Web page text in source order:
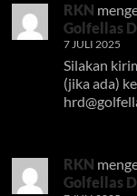
RKN
Golfellas
7 JULI 2025
Silakan
(jika ada)
RKN
Golfellas